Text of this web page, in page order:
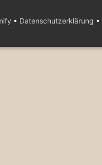
• Datenschutzerklärung •